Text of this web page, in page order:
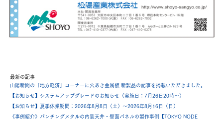
最新の記事
山陽新聞の「地方経済」コーナーに穴あき金属板 新製品の記事を掲載いただきました。
【お知らせ】システムアップグレードのお知らせ（実施日：7月26日20時～）
【お知らせ】夏季休業期間：2026年8月8日（土）～2026年8月16日（日）
《事例紹介》パンチングメタルの内装天井・壁面パネルの製作事例【TOKYO NODE